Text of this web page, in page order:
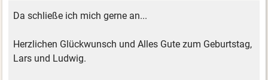
Da schließe ich mich gerne an...
Herzlichen Glückwunsch und Alles Gute zum Geburtstag,
Lars und Ludwig.